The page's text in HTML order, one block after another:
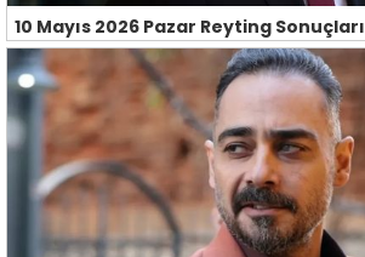
10 Mayıs 2026 Pazar Reyting Sonuçları